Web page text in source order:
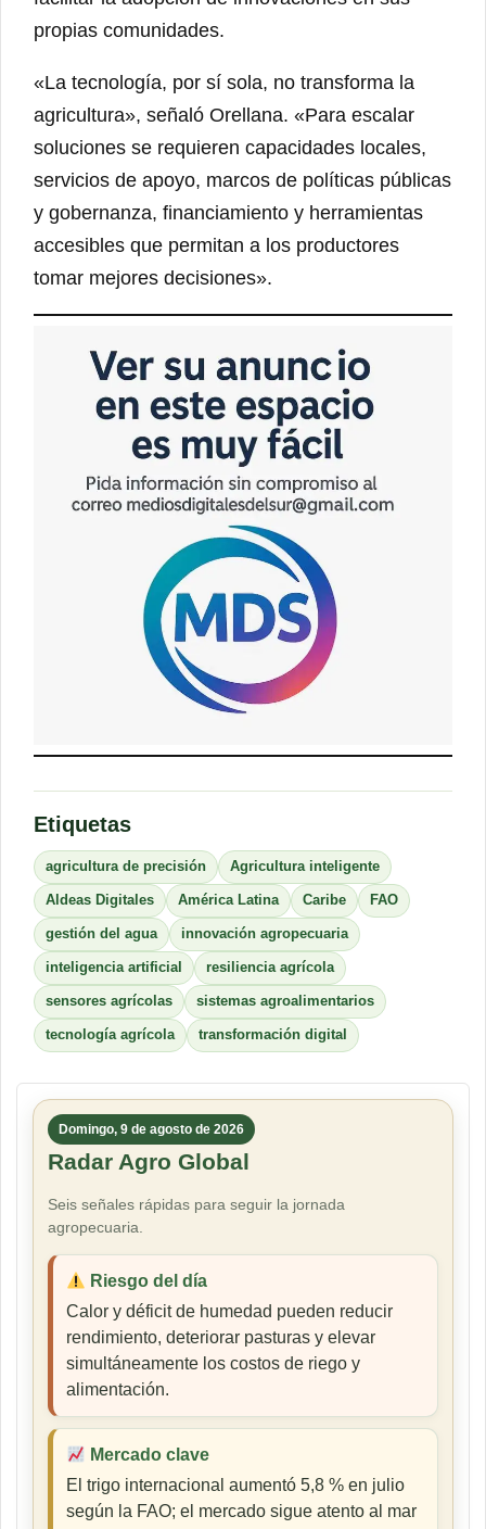
propias comunidades.
«La tecnología, por sí sola, no transforma la
agricultura», señaló Orellana. «Para escalar
soluciones se requieren capacidades locales,
servicios de apoyo, marcos de políticas públicas
y gobernanza, financiamiento y herramientas
accesibles que permitan a los productores
tomar mejores decisiones».
Etiquetas
agricultura de precisión Agricultura inteligente
Aldeas Digitales América Latina Caribe FAO
gestión del agua innovación agropecuaria
inteligencia artificial resiliencia agrícola
sensores agrícolas sistemas agroalimentarios
tecnología agrícola transformación digital
Domingo, 9 de agosto de 2026
Radar Agro Global
Seis señales rápidas para seguir la jornada
agropecuaria.
Riesgo del día
Calor y déficit de humedad pueden reducir
rendimiento, deteriorar pasturas y elevar
simultáneamente los costos de riego y
alimentación.
Mercado clave
El trigo internacional aumentó 5,8 % en julio
según la FAO; el mercado sigue atento al mar